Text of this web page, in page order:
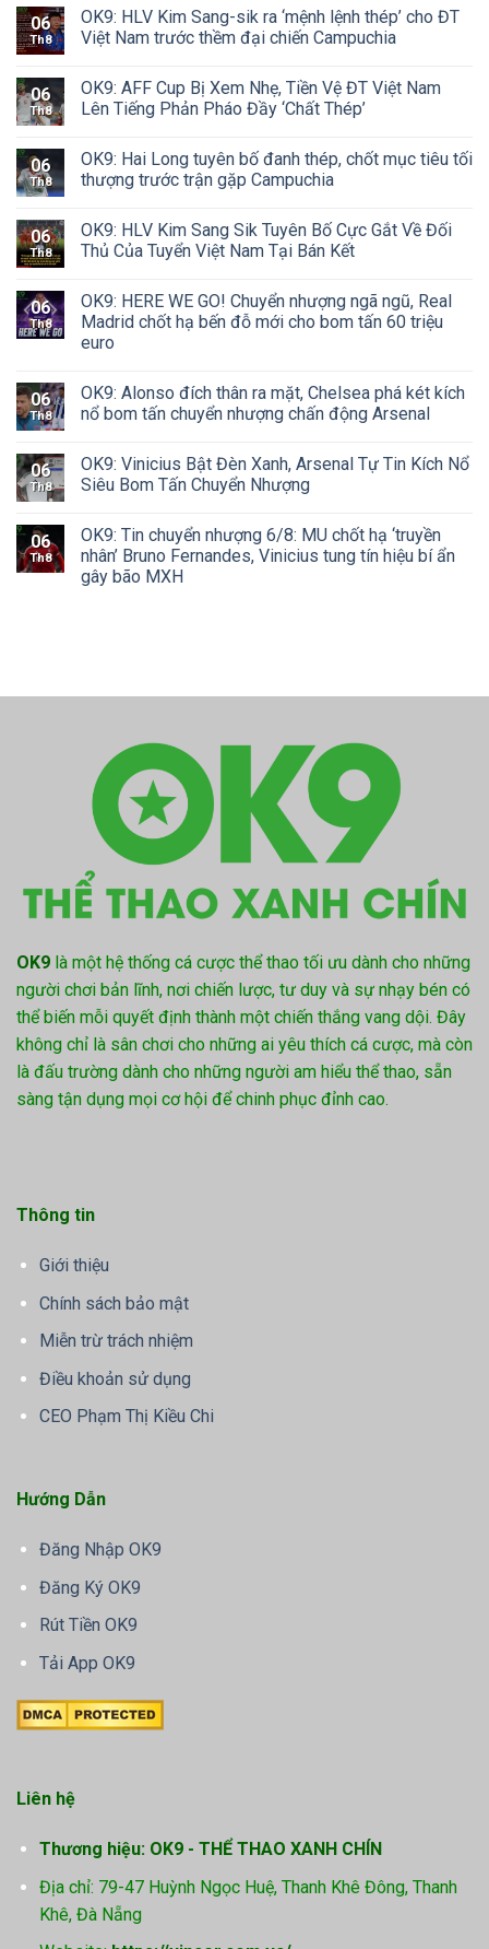
06
Th8
OK9: HLV Kim Sang-sik ra ‘mệnh lệnh thép’ cho ĐT
Việt Nam trước thềm đại chiến Campuchia
06
Th8
OK9: AFF Cup Bị Xem Nhẹ, Tiền Vệ ĐT Việt Nam
Lên Tiếng Phản Pháo Đầy ‘Chất Thép’
06
Th8
OK9: Hai Long tuyên bố đanh thép, chốt mục tiêu tối
thượng trước trận gặp Campuchia
06
Th8
OK9: HLV Kim Sang Sik Tuyên Bố Cực Gắt Về Đối
Thủ Của Tuyển Việt Nam Tại Bán Kết
06
Th8
OK9: HERE WE GO! Chuyển nhượng ngã ngũ, Real
Madrid chốt hạ bến đỗ mới cho bom tấn 60 triệu
euro
06
Th8
OK9: Alonso đích thân ra mặt, Chelsea phá két kích
nổ bom tấn chuyển nhượng chấn động Arsenal
06
Th8
OK9: Vinicius Bật Đèn Xanh, Arsenal Tự Tin Kích Nổ
Siêu Bom Tấn Chuyển Nhượng
06
Th8
OK9: Tin chuyển nhượng 6/8: MU chốt hạ ‘truyền
nhân’ Bruno Fernandes, Vinicius tung tín hiệu bí ẩn
gây bão MXH
OK9 là một hệ thống cá cược thể thao tối ưu dành cho những
người chơi bản lĩnh, nơi chiến lược, tư duy và sự nhạy bén có
thể biến mỗi quyết định thành một chiến thắng vang dội. Đây
không chỉ là sân chơi cho những ai yêu thích cá cược, mà còn
là đấu trường dành cho những người am hiểu thể thao, sẵn
sàng tận dụng mọi cơ hội để chinh phục đỉnh cao.
Thông tin
Giới thiệu
Chính sách bảo mật
Miễn trừ trách nhiệm
Điều khoản sử dụng
CEO Phạm Thị Kiều Chi
Hướng Dẫn
Đăng Nhập OK9
Đăng Ký OK9
Rút Tiền OK9
Tải App OK9
Liên hệ
Thương hiệu: OK9 - THỂ THAO XANH CHÍN
Địa chỉ: 79-47 Huỳnh Ngọc Huệ, Thanh Khê Đông, Thanh
Khê, Đà Nẵng